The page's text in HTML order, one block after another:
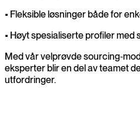
• Fleksible løsninger både for
• Høyt spesialiserte profiler
Med vår velprøvde
eksperter blir en del av teamet
utfordringer.